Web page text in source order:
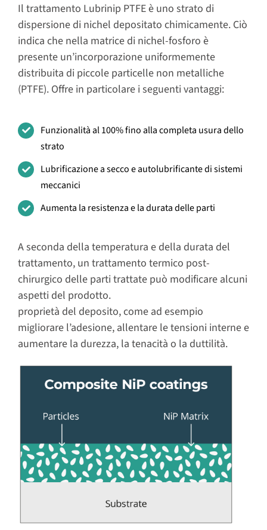
Il trattamento Lubrinip PTFE è uno strato di
dispersione di nichel depositato chimicamente. Ciò
indica che nella matrice di nichel-fosforo è
presente un’incorporazione uniformemente
distribuita di piccole particelle non metalliche
(PTFE). Offre in particolare i seguenti vantaggi:
Funzionalità al 100% fino alla completa usura dello
strato
Lubrificazione a secco e autolubrificante di sistemi
meccanici
Aumenta la resistenza e la durata delle parti
A seconda della temperatura e della durata del
trattamento, un trattamento termico post-
chirurgico delle parti trattate può modificare alcuni
aspetti del prodotto.
proprietà del deposito, come ad esempio
migliorare l’adesione, allentare le tensioni interne e
aumentare la durezza, la tenacità o la duttilità.